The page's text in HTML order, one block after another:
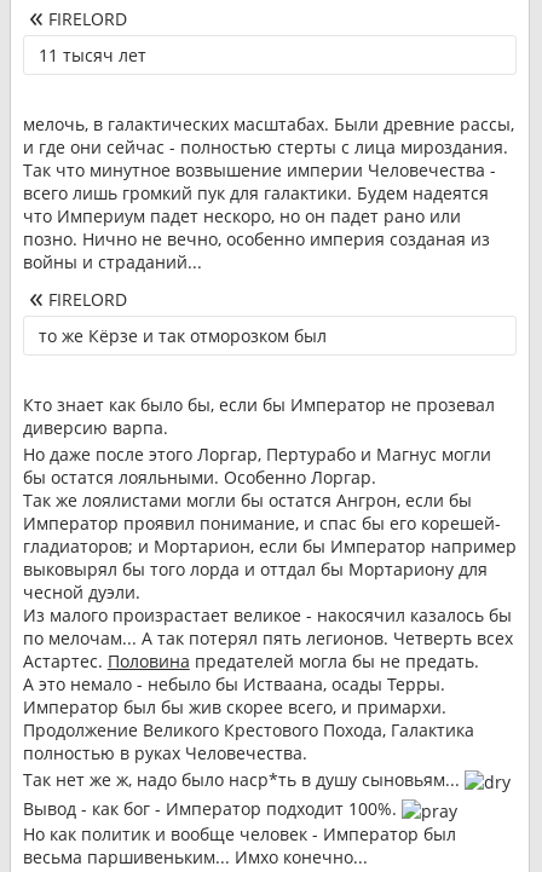
FIRELORD
11 тысяч лет
мелочь, в галактических масштабах. Были древние рассы,
и где они сейчас - полностью стерты с лица мироздания.
Так что минутное возвышение империи Человечества -
всего лишь громкий пук для галактики. Будем надеятся
что Империум падет нескоро, но он падет рано или
позно. Нично не вечно, особенно империя созданая из
войны и страданий...
FIRELORD
то же Кёрзе и так отморозком был
Кто знает как было бы, если бы Император не прозевал
диверсию варпа.
Но даже после этого Лоргар, Пертурабо и Магнус могли
бы остатся лояльными. Особенно Лоргар.
Так же лоялистами могли бы остатся Ангрон, если бы
Император проявил понимание, и спас бы его корешей-
гладиаторов; и Мортарион, если бы Император например
выковырял бы того лорда и оттдал бы Мортариону для
чесной дуэли.
Из малого произрастает великое - накосячил казалось бы
по мелочам... А так потерял пять легионов. Четверть всех
Астартес. Половина предателей могла бы не предать.
А это немало - небыло бы Истваана, осады Терры.
Император был бы жив скорее всего, и примархи.
Продолжение Великого Крестового Похода, Галактика
полностью в руках Человечества.
Так нет же ж, надо было наср*ть в душу сыновьям...
Вывод - как бог - Император подходит 100%.
Но как политик и вообще человек - Император был
весьма паршивеньким... Имхо конечно...